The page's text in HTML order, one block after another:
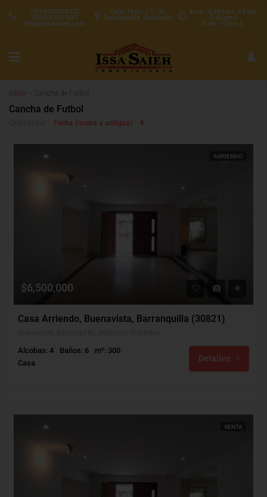
8 am - 4:30 pm L-J 8 am
- 5:00 pm V
8 am - 12 pm S
Calle 70 No. 57 - 25
Barranquilla, Colombia
PBX 6053533427
CEL3157227537
info@issasaieh.com
Inicio Cancha de Futbol
Cancha de Futbol
Fecha (nueva a antigua)
ARRIENDO
$6,500,000
Casa Arriendo, Buenavista, Barranquilla (30821)
Alcobas: 4 Baños: 6
m²: 300
Casa
Detalles
VENTA